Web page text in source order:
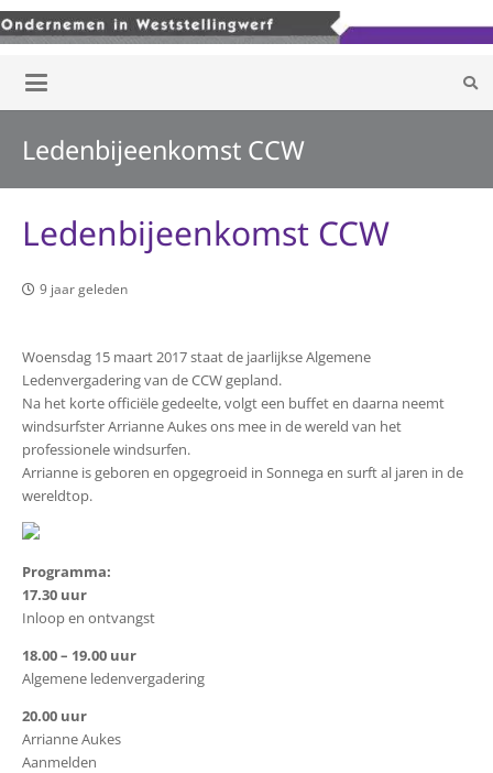
Ledenbijeenkomst CCW
Ledenbijeenkomst CCW
9 jaar geleden
Woensdag 15 maart 2017 staat de jaarlijkse Algemene
Ledenvergadering van de CCW gepland.
Na het korte officiële gedeelte, volgt een buffet en daarna neemt
windsurfster Arrianne Aukes ons mee in de wereld van het
professionele windsurfen.
Arrianne is geboren en opgegroeid in Sonnega en surft al jaren in de
wereldtop.
Programma:
17.30 uur
Inloop en ontvangst
18.00 – 19.00 uur
Algemene ledenvergadering
20.00 uur
Arrianne Aukes
Aanmelden